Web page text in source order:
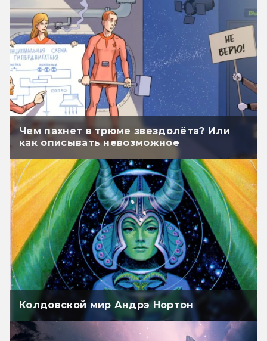
Чем пахнет в трюме звездолёта? Или
как описывать невозможное
Колдовской мир Андрэ Нортон